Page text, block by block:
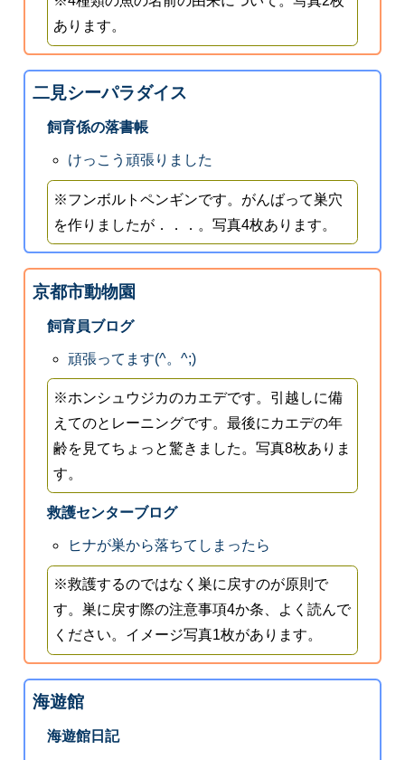
あります。
二見シーパラダイス
飼育係の落書帳
けっこう頑張りました
※フンボルトペンギンです。がんばって巣穴
を作りましたが．．．。写真4枚あります。
京都市動物園
飼育員ブログ
頑張ってます(^。^;)
※ホンシュウジカのカエデです。引越しに備
えてのとレーニングです。最後にカエデの年
齢を見てちょっと驚きました。写真8枚ありま
す。
救護センターブログ
ヒナが巣から落ちてしまったら
※救護するのではなく巣に戻すのが原則で
す。巣に戻す際の注意事項4か条、よく読んで
ください。イメージ写真1枚があります。
海遊館
海遊館日記